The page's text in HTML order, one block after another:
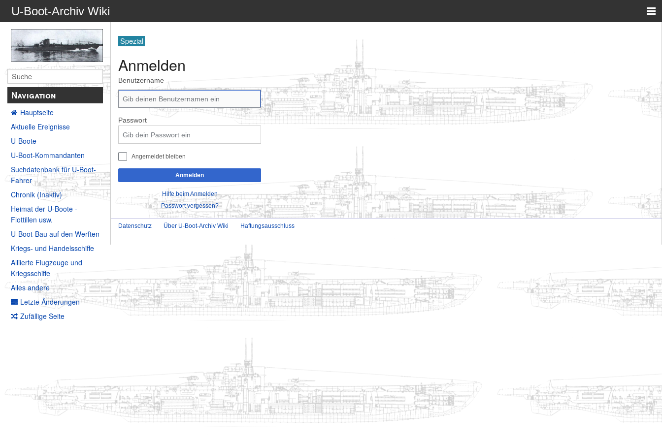
U-Boot-Archiv Wiki
Navigation
Hauptseite
Aktuelle Ereignisse
U-Boote
U-Boot-Kommandanten
Suchdatenbank für U-Boot-
Fahrer
Chronik (Inaktiv)
Heimat der U-Boote -
Flottillen usw.
U-Boot-Bau auf den Werften
Kriegs- und Handelsschiffe
Alliierte Flugzeuge und
Kriegsschiffe
Alles andere
Letzte Änderungen
Zufällige Seite
Spezial
Anmelden
Benutzername
Passwort
Angemeldet bleiben
Anmelden
Hilfe beim Anmelden
Passwort vergessen?
Datenschutz Über U-Boot-Archiv Wiki Haftungsausschluss